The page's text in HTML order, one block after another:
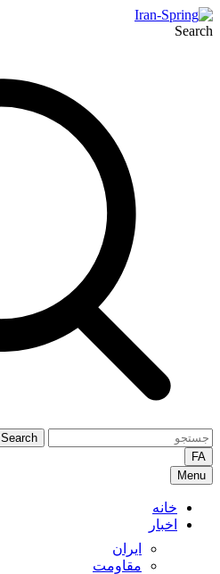
Search
Search
FA
Menu
خانه
اخبار
ایران
مقاومت